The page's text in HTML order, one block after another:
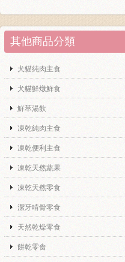
其他商品分類
犬貓純肉主食
犬貓鮮燉鮮食
鮮萃湯飲
凍乾純肉主食
凍乾便利主食
凍乾天然蔬果
凍乾天然零食
潔牙啃骨零食
天然乾燥零食
餅乾零食